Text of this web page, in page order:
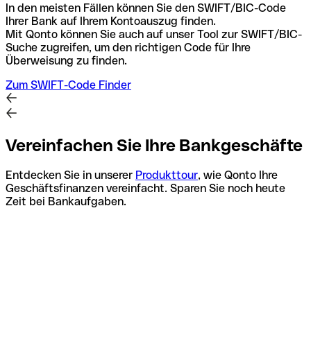
In den meisten Fällen können Sie den SWIFT/BIC-Code
Ihrer Bank auf Ihrem Kontoauszug finden.
Mit Qonto können Sie auch auf unser Tool zur SWIFT/BIC-
Suche zugreifen, um den richtigen Code für Ihre
Überweisung zu finden.
Zum SWIFT-Code Finder
Vereinfachen Sie Ihre Bankgeschäfte
Entdecken Sie in unserer Produkttour, wie Qonto Ihre
Geschäftsfinanzen vereinfacht. Sparen Sie noch heute
Zeit bei Bankaufgaben.